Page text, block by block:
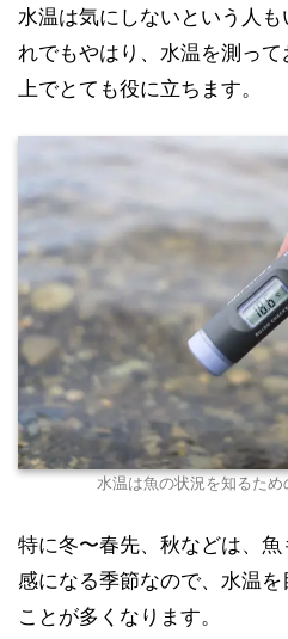
水温は気にしないという人
れでもやはり、水温を測っ
上でとても役に立ちます。
水温は魚の状況を知るた
特に冬〜春先、秋などは、
感になる季節なので、水温
ことが多くなります。